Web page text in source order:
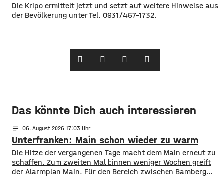
Die Kripo ermittelt jetzt und setzt auf weitere Hinweise aus
der Bevölkerung unter Tel. 0931/457-1732.
Das könnte Dich auch interessieren
notes 06. August 2026 17:03
Unterfranken: Main schon wieder zu warm
Die Hitze der vergangenen Tage macht dem Main erneut zu
schaffen. Zum zweiten Mal binnen weniger Wochen greift
der Alarmplan Main. Für den Bereich zwischen Bamberg